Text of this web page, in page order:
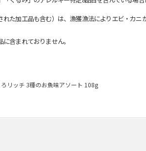
た加工品も含む）は、漁獲漁法によりエビ・カ
含まれておりません。
リッチ 3種のお魚味アソート 108g